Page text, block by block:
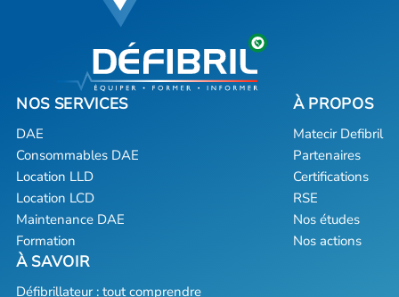
DAE
Consommables DAE
Location LLD
Location LCD
Maintenance DAE
Formation
Matecir Defibril
Partenaires
Certifications
RSE
Nos études
Nos actions
Défibrillateur : tout comprendre